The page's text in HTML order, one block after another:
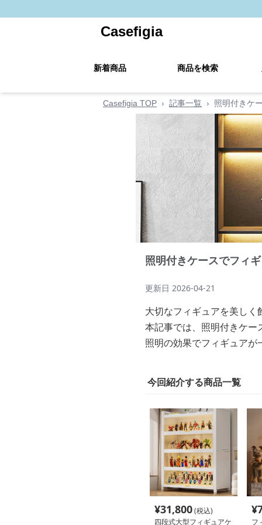
Casefigia
新着商品 商品を検索
Casefigia TOP › 記事一覧 › 照明付きケ
照明付きケースでフィ
更新日 2026-04-21
大切なフィギュアを美しく
本記事では、照明付きケー
照明の効果でフィギュアが
今回紹介する商品一覧
¥31,800(税込)
四段式大型フィギュアケ
¥
フ